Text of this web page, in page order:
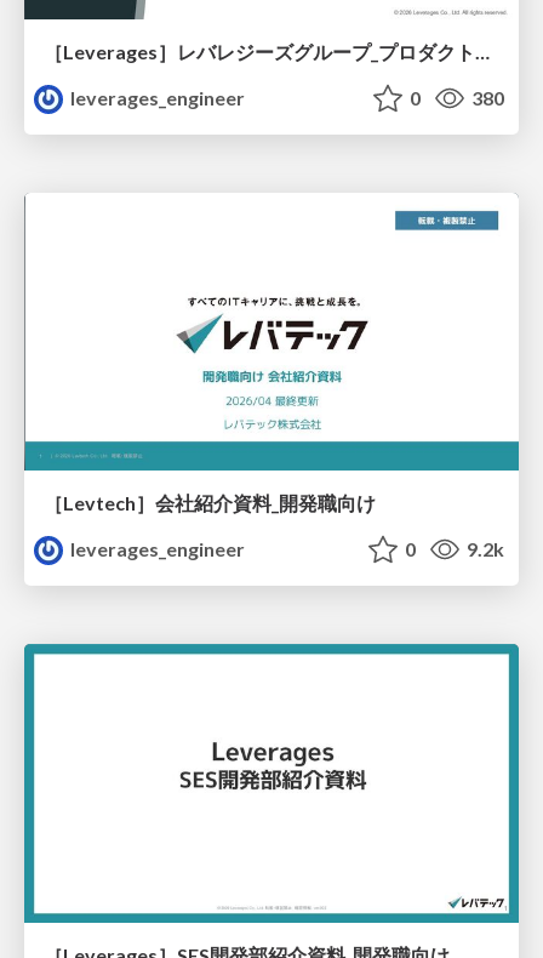
［Leverages］レバレジーズグループ_プロダクト紹介
leverages_engineer
0 380
［Levtech］会社紹介資料_開発職向け
leverages_engineer
0 9.2k